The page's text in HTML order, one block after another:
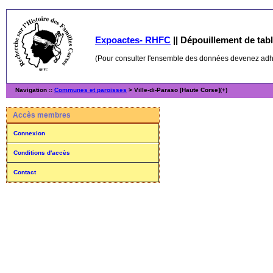
Expoactes- RHFC || Dépouillement de
(Pour consulter l'ensemble des données devenez
Navigation :: Communes et paroisses > Ville-di-Paraso [Haute Corse](+)
Accès membres
Connexion
Conditions d'accès
Contact